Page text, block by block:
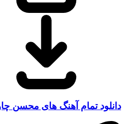
تمام آهنگ های محسن چاوشی